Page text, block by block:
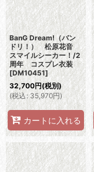
BanG Dream!（バン
ドリ！） 松原花音
スマイルシーカー！/2
周年 コスプレ衣装
[DM10451]
32,700円(税別)
(税込: 35,970円)
カートに入れる